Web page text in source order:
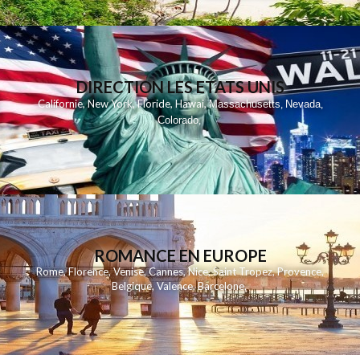
DIRECTION LES ETATS UNIS
Californie,New York,Floride,Hawai,Massachusetts, Nevada,
Colorado,
ROMANCE EN EUROPE
Rome,Florence,Venise,Cannes,Nice,Saint Tropez,Provence,
Belgique,Valence,Barcelone,